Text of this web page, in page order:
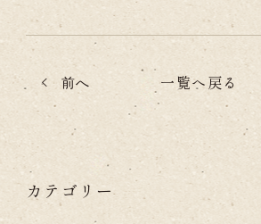
前へ 一覧へ戻る
カテゴリー